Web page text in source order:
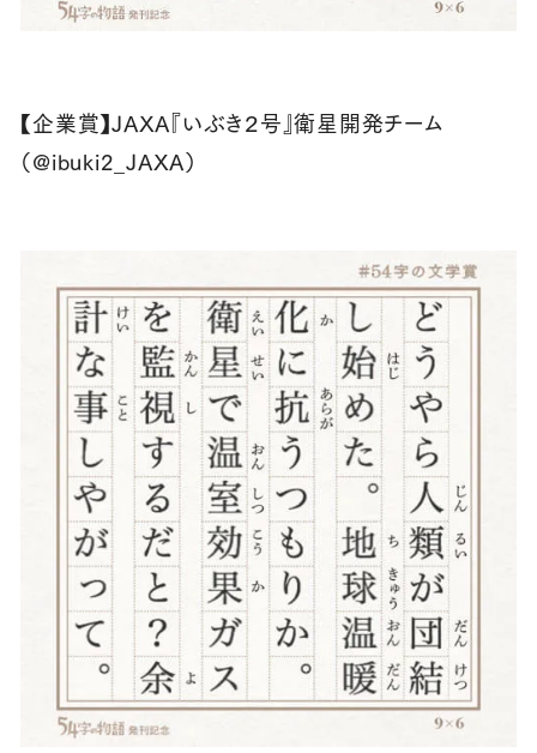
【企業賞】JAXA『いぶき２号』衛星開発チーム
（@ibuki2_JAXA）